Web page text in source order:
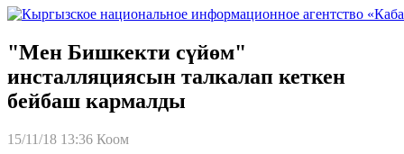
"Мен Бишкекти сүйөм"
инсталляциясын талкалап кеткен
бейбаш кармалды
15/11/18 13:36 Коом